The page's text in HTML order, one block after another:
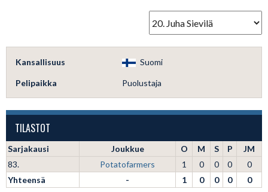
Kansallisuus Suomi
Pelipaikka Puolustaja
TILASTOT
Sarjakausi Joukkue O M S P
JM
83.
Potatofarmers 1 0 0 0
0
Yhteensä
- 1 0 0 0 0